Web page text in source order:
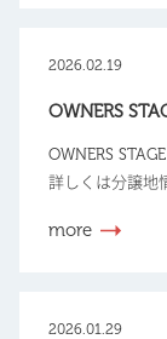
2026.02.19
OWNERS
OWNERS
詳しくは分譲地
more
2026.01.29